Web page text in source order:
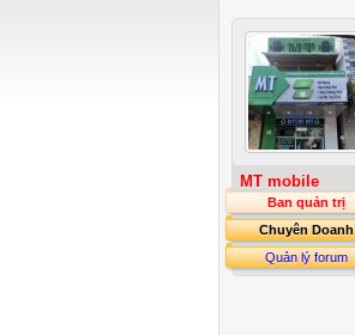
MT mobile
Ban quản trị
Chuyên Doanh
Quản lý forum